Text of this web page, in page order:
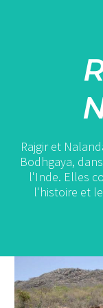
Rajgir et
Bodhgaya,
l'Inde. Elles
l'histoire et
détour
aux